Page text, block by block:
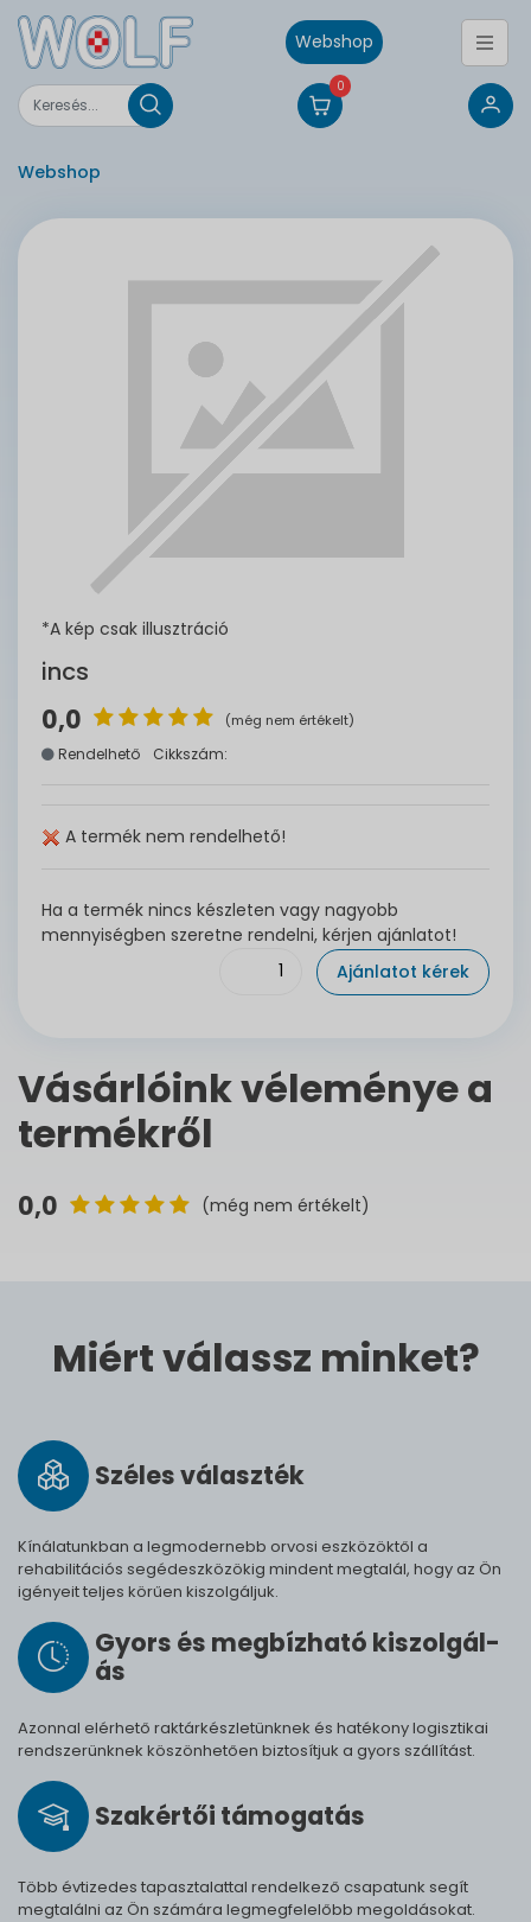
Webshop
0
Webshop
*A kép csak illusztráció
incs
0,0 (még nem értékelt)
Rendelhető Cikkszám:
A termék nem rendelhető!
Ha a termék nincs készleten vagy nagyobb
mennyiségben szeretne rendelni, kérjen ajánlatot!
Ajánlatot kérek
Vásárlóink véleménye a
termékről
0,0 (még nem értékelt)
Miért válassz minket?
Széles vá­lasz­ték
Kínálatunkban a legmodernebb orvosi eszközöktől a
rehabilitációs segédeszközökig mindent megtalál, hogy az Ön
igényeit teljes körűen kiszolgáljuk.
Gyors és meg­bíz­ha­tó ki­szol­gál­
ás
Azonnal elérhető raktárkészletünknek és hatékony logisztikai
rendszerünknek köszönhetően biztosítjuk a gyors szállítást.
Szak­értői tá­mo­ga­tás
Több évtizedes tapasztalattal rendelkező csapatunk segít
megtalálni az Ön számára legmegfelelőbb megoldásokat.